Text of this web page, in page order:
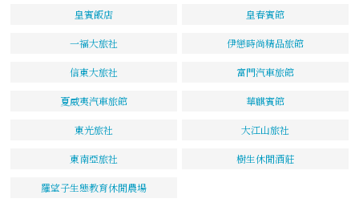
皇賓飯店 皇春賓館
一福大旅社 伊戀時尚精品旅館
信東大旅社 富門汽車旅館
夏威夷汽車旅館 華麒賓館
東光旅社 大江山旅社
東南亞旅社 樹生休閒酒莊
羅望子生態教育休閒農場